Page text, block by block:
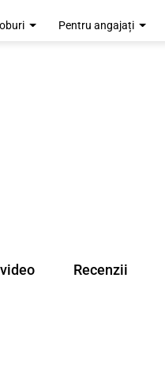
Pentru angajați
Recenzii